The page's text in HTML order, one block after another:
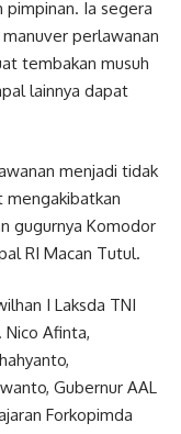
pimpinan. Ia segera
perlawanan
tembakan musuh
lainnya dapat
menjadi tidak
gugurnya Komodor
RI Macan Tutul.
I Laksda TNI
Nico Afinta,
Gubernur AAL
Forkopimda